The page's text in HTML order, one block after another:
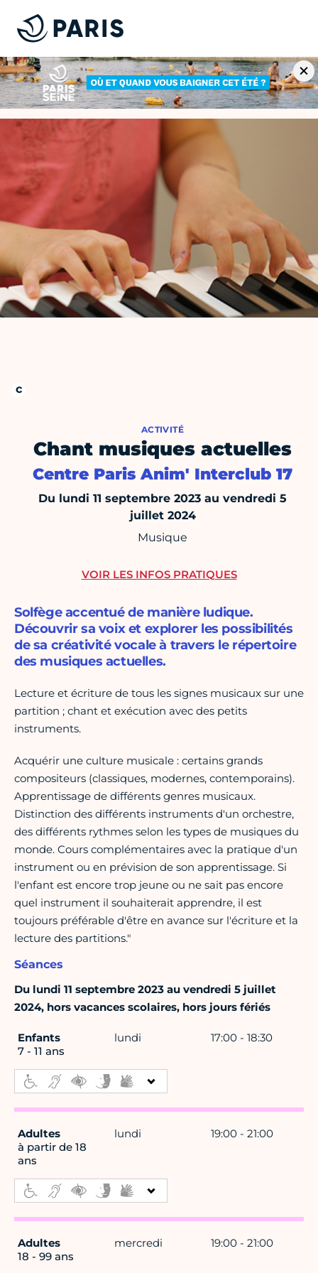
ACTIVITÉ
Chant musiques actuelles
Centre Paris Anim' Interclub 17
Du lundi 11 septembre 2023 au vendredi 5
juillet 2024
Musique
Solfège accentué de manière ludique.
Découvrir sa voix et explorer les possibilités
de sa créativité vocale à travers le répertoire
des musiques actuelles.
Lecture et écriture de tous les signes musicaux sur une
partition ; chant et exécution avec des petits
instruments.
Acquérir une culture musicale : certains grands
compositeurs (classiques, modernes, contemporains).
Apprentissage de différents genres musicaux.
Distinction des différents instruments d'un orchestre,
des différents rythmes selon les types de musiques du
monde. Cours complémentaires avec la pratique d'un
instrument ou en prévision de son apprentissage. Si
l'enfant est encore trop jeune ou ne sait pas encore
quel instrument il souhaiterait apprendre, il est
toujours préférable d'être en avance sur l'écriture et la
lecture des partitions."
Séances
Du lundi 11 septembre 2023 au vendredi 5 juillet
2024, hors vacances scolaires, hors jours fériés
Enfants
7 - 11 ans
lundi 17:00 - 18:30
Adultes
à partir de 18
ans
lundi 19:00 - 21:00
Adultes
18 - 99 ans
mercredi 19:00 - 21:00
VOIR LES INFOS PRATIQUES